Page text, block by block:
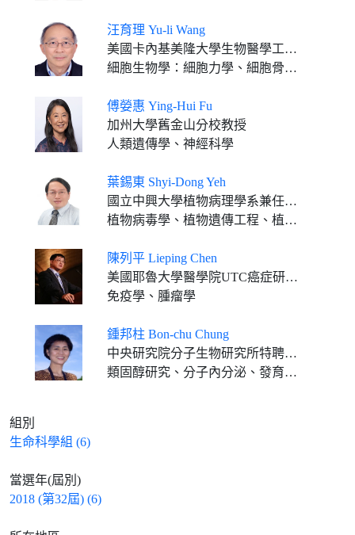
汪育理 Yu-li Wang
美國卡內基美隆大學生物醫學工程系講座教授
細胞生物學：細胞力學、細胞骨架、細胞運動、細胞分裂、細胞顯像
傅嫈惠 Ying-Hui Fu
加州大學舊金山分校教授
人類遺傳學、神經科學
葉錫東 Shyi-Dong Yeh
國立中興大學植物病理學系兼任教授
植物病毒學、植物遺傳工程、植物病理學
陳列平 Lieping Chen
美國耶魯大學醫學院UTC癌症研究Chair教授, 免疫生物學系、醫學系和皮膚病學系教授
免疫學、腫瘤學
鍾邦柱 Bon-chu Chung
中央研究院分子生物研究所特聘研究員
類固醇研究、分子內分泌、發育生物、斑馬魚與小鼠動物模式
組別
生命科學組 (6)
當選年(屆別)
2018 (第32屆) (6)